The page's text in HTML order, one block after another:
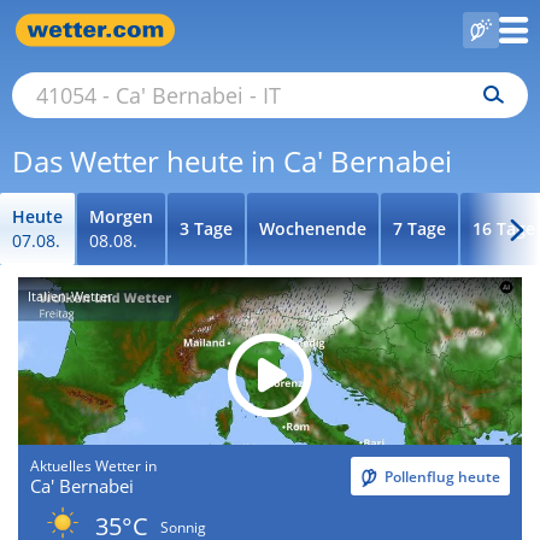
Das Wetter heute in Ca' Bernabei
Heute
07.08.
Morgen
08.08.
3 Tage Wochenende 7 Tage 16 Tage
Italien-Wetter
Aktuelles Wetter in
Ca' Bernabei Pollenflug heute
35°C
Sonnig